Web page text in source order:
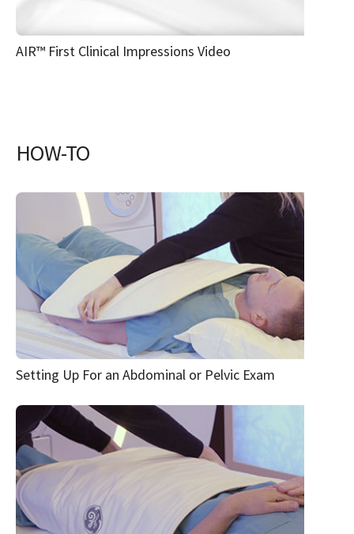
AIR™ First Clinical Impressions Video
HOW-TO
Setting Up For an Abdominal or Pelvic Exam